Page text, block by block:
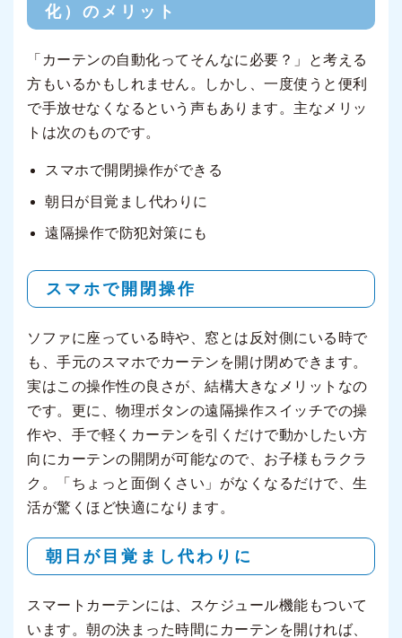
化）のメリット
「カーテンの自動化ってそんなに必要？」と考える
方もいるかもしれません。しかし、一度使うと便利
で手放せなくなるという声もあります。主なメリッ
トは次のものです。
スマホで開閉操作ができる
朝日が目覚まし代わりに
遠隔操作で防犯対策にも
スマホで開閉操作
ソファに座っている時や、窓とは反対側にいる時で
も、手元のスマホでカーテンを開け閉めできます。
実はこの操作性の良さが、結構大きなメリットなの
です。更に、物理ボタンの遠隔操作スイッチでの操
作や、手で軽くカーテンを引くだけで動かしたい方
向にカーテンの開閉が可能なので、お子様もラクラ
ク。「ちょっと面倒くさい」がなくなるだけで、生
活が驚くほど快適になります。
朝日が目覚まし代わりに
スマートカーテンには、スケジュール機能もついて
います。朝の決まった時間にカーテンを開ければ、